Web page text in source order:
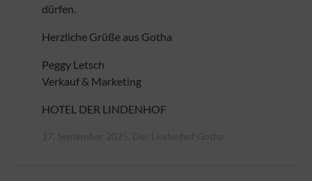
dürfen.
Herzliche Grüße aus Gotha
Peggy Letsch
Verkauf & Marketing
HOTEL DER LINDENHOF